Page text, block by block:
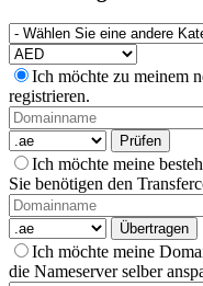
Ich möchte zu meinem
registrieren.
Prüfen
Ich möchte meine
Sie benötigen den
Übertragen
Ich möchte meine
die Nameserver selber